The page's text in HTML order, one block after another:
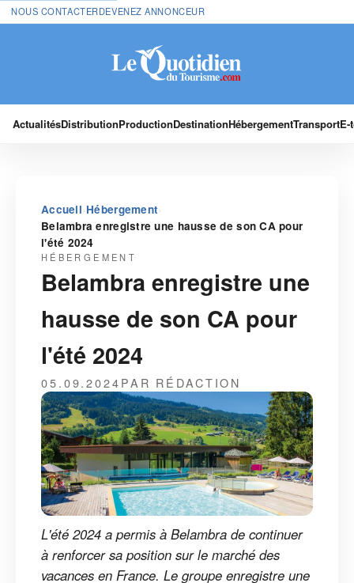
NOUS CONTACTERDEVENEZ ANNONCEUR
ActualitésDistributionProductionDestinationHébergementTransport
Accueil›Hébergement›
Belambra enregistre une hausse de son CA pour
l'été 2024
HÉBERGEMENT
Belambra enregistre une
hausse de son CA pour
l'été 2024
05.09.2024PAR RÉDACTION
L'été 2024 a permis à Belambra de continuer
à renforcer sa position sur le marché des
vacances en France. Le groupe enregistre une